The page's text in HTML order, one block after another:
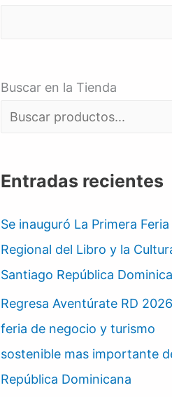
Buscar en la Tienda
Entradas recientes
Se inauguró La Primera Feria
Regional del Libro y la
Santiago República
Regresa Aventúrate RD
feria de negocio y turismo
sostenible mas importante
República Dominicana